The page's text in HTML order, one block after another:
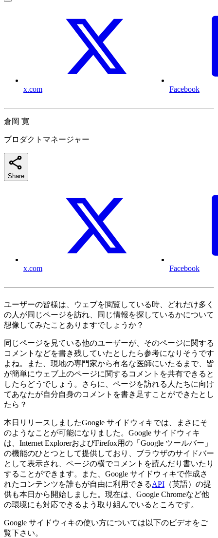
x.com Facebook
倉岡 寛
プロダクトマネージャー
Share
x.com Facebook
ユーザーの皆様は、ウェブを閲覧している時、どれだけ多く
の人が同じページを訪れ、同じ情報を探しているかについて
想像してみたことありますでしょうか？
同じページを見ている他のユーザーが、そのページに関する
コメントなどを書き残していたとしたら参考になりそうです
よね。また、現地の専門家から有名な医師にいたるまで、皆
が簡単にウェブ上のページに関するコメントを共有できると
したらどうでしょう。さらに、ページを訪れる人たちに向け
てあなたが自分自身のコメントを書き足すことができたとし
たら？
本日リリースしましたGoogle サイドウィキでは、まさにそ
のようなことが可能になりました。Google サイドウィキ
は、Internet ExplorerおよびFirefox用の「Google ツールバー」
の機能のひとつとして提供しており、ブラウザのサイドバー
として表示され、ページの横でコメントを読んだり書いたり
することができます。また、Google サイドウィキで作成さ
れたコンテンツを誰もが自由に利用できるAPI （英語）の提
供も本日から開始しました。現在は、Google Chromeなど他
の環境にも対応できるよう取り組んでいるところです。
Google サイドウィキの使い方については以下のビデオをご
覧下さい。